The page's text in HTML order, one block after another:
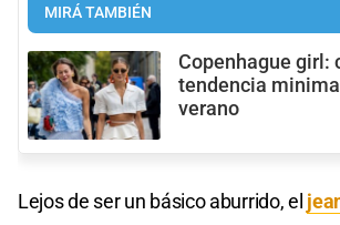
MIRÁ TAMBIÉN
Copenhague girl:
tendencia
verano
Lejos de ser un básico aburrido, el